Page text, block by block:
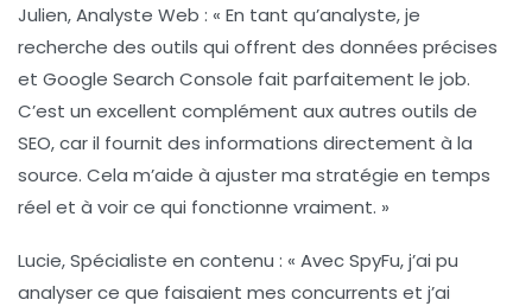
Julien, Analyste Web : « En tant qu’analyste, je
recherche des outils qui offrent des données précises
et Google Search Console fait parfaitement le job.
C’est un excellent complément aux autres outils de
SEO, car il fournit des informations directement à la
source. Cela m’aide à ajuster ma stratégie en temps
réel et à voir ce qui fonctionne vraiment. »
Lucie, Spécialiste en contenu : « AvecSpyFu, j’ai pu
analyser ce que faisaient mes concurrents et j’ai